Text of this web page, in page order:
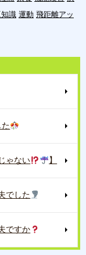
知識 運動 飛距離アッ
ゃない 】
でした
ですか